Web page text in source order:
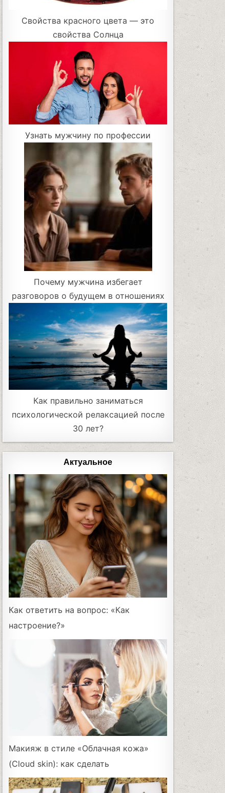
Свойства красного цвета — это
свойства Солнца
Узнать мужчину по профессии
Почему мужчина избегает
разговоров о будущем в отношениях
Как правильно заниматься
психологической релаксацией после
30 лет?
Актуальное
Как ответить на вопрос: «Как
настроение?»
Макияж в стиле «Облачная кожа»
(Cloud skin): как сделать